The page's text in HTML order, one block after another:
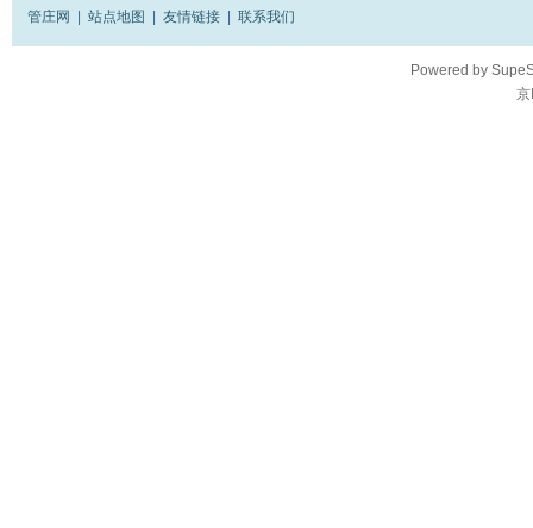
管庄网 站点地图 友情链接 联系我们
Powered by